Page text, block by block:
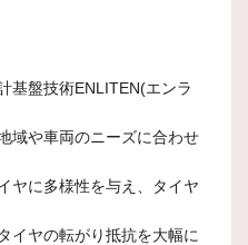
基盤技術ENLITEN(エンラ
域や車両のニーズに合わせ
ヤに多様性を与え、タイヤ
イヤの転がり抵抗を大幅に